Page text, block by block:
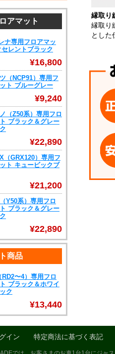
縁取り
縁取り
とした
アマット
ナ専用フロアマッ
セレントブラック
¥16,800
（NCP91）専用フ
ト ブルーグレー
¥9,240
（Z50系）専用フロ
ブラック＆グレー
¥22,890
（GRX120）専用フ
ト キュービックブ
¥21,200
Y50系）専用フロ
ブラック＆グレー
¥22,890
商品
RD2〜4）専用フロ
ブラック＆ホワイ
ク
¥13,440
イン 特定商法に基づく表記